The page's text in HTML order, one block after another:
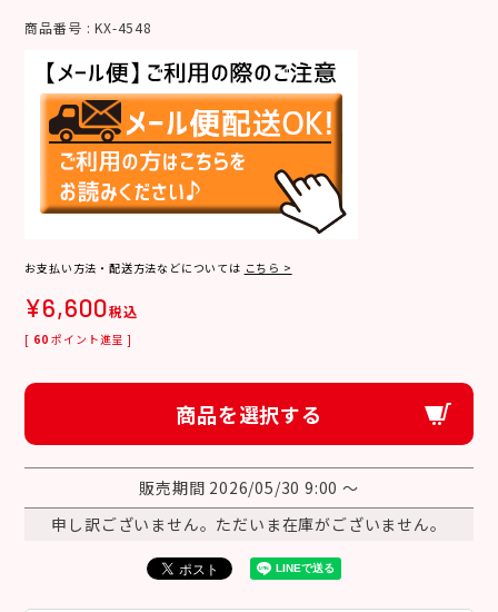
商品番号 KX-4548
お支払い方法・配送方法などについては こちら >
¥6,600税込
[ 60 ポイント進呈 ]
商品を選択する
販売期間 2026/05/30 9:00 〜
申し訳ございません。ただいま在庫がございません。